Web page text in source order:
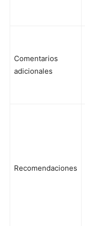
Comentarios
adicionales
Recomendaciones